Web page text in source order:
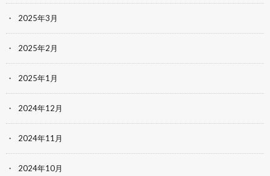
2025年3月
2025年2月
2025年1月
2024年12月
2024年11月
2024年10月